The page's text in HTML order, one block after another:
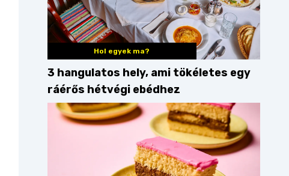
Hol egyek ma?
3 hangulatos hely, ami tökéletes egy
ráérős hétvégi ebédhez